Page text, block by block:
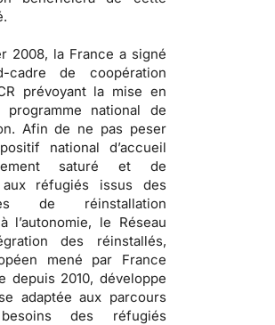
2008, la France a signé
cadre de coopération
prévoyant la mise en
programme national de
Afin de ne pas peser
national d’accueil
saturé et de
aux réfugiés issus des
de réinstallation
l’autonomie, le Réseau
des réinstallés,
mené par France
depuis 2010, développe
adaptée aux parcours
des réfugiés